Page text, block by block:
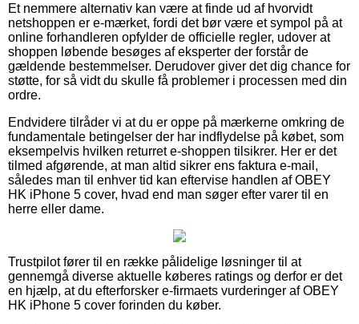
Et nemmere alternativ kan være at finde ud af hvorvidt
netshoppen er e-mærket, fordi det bør være et sympol på at
online forhandleren opfylder de officielle regler, udover at
shoppen løbende besøges af eksperter der forstår de
gældende bestemmelser. Derudover giver det dig chance for
støtte, for så vidt du skulle få problemer i processen med din
ordre.
Endvidere tilråder vi at du er oppe på mærkerne omkring de
fundamentale betingelser der har indflydelse på købet, som
eksempelvis hvilken returret e-shoppen tilsikrer. Her er det
tilmed afgørende, at man altid sikrer ens faktura e-mail,
således man til enhver tid kan eftervise handlen af OBEY
HK iPhone 5 cover, hvad end man søger efter varer til en
herre eller dame.
Trustpilot fører til en række pålidelige løsninger til at
gennemgå diverse aktuelle køberes ratings og derfor er det
en hjælp, at du efterforsker e-firmaets vurderinger af OBEY
HK iPhone 5 cover forinden du køber.